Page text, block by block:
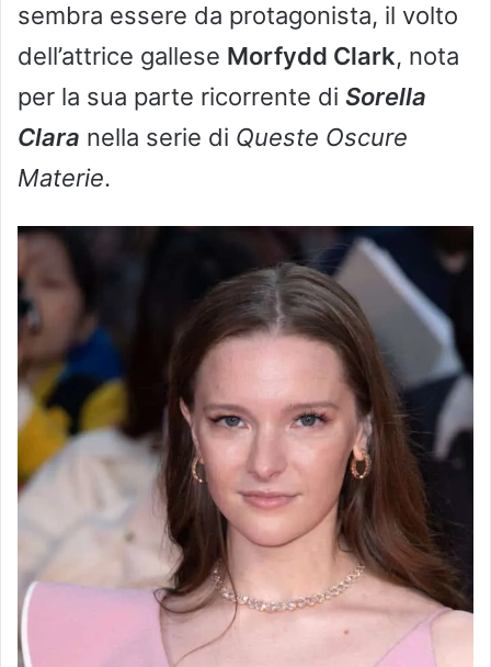
sembra essere da protagonista, il volto
dell’attrice gallese Morfydd Clark, nota
per la sua parte ricorrente di Sorella
Clara nella serie di Queste Oscure
Materie.